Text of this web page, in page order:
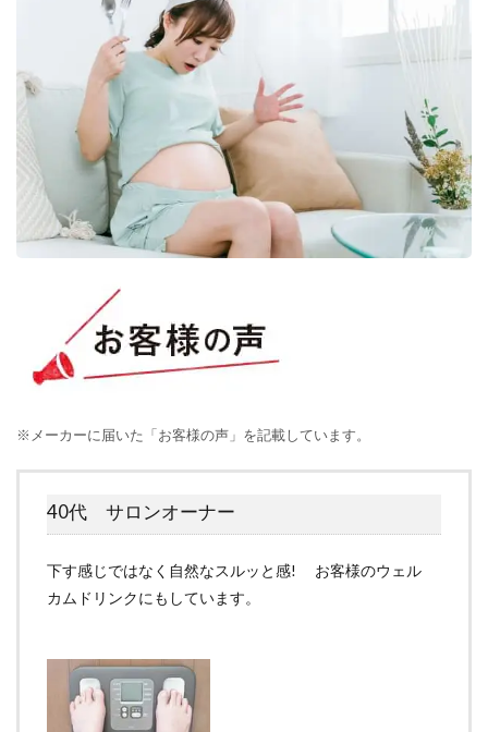
※メーカーに届いた「お客様の声」を記載しています。
40代 サロンオーナー
下す感じではなく自然なスルッと感! お客様のウェル
カムドリンクにもしています。